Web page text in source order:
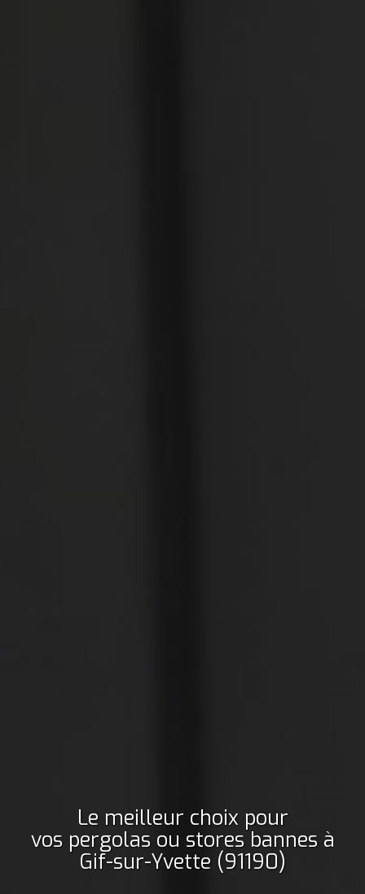
Le meilleur choix pour
vos pergolas ou stores bannes à
Gif-sur-Yvette (91190)